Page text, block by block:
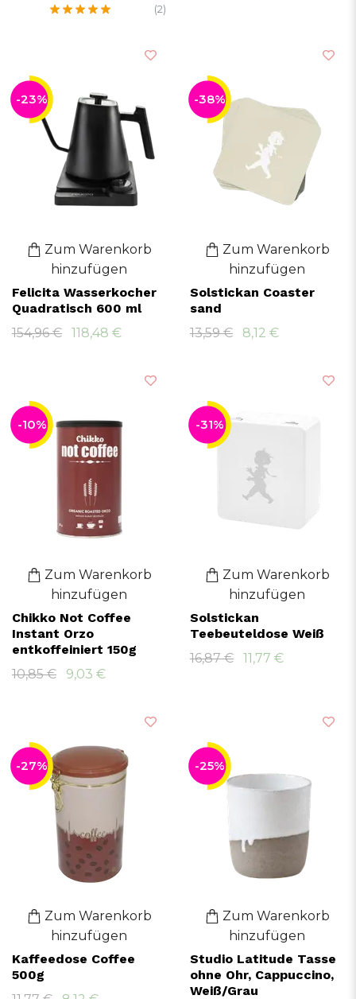
(2)
-23%
Zum Warenkorb
hinzufügen
Felicita Wasserkocher
Quadratisch 600 ml
154,96 €
118,48 €
-38%
Zum Warenkorb
hinzufügen
Solstickan Coaster
sand
13,59 €
8,12 €
-10%
Zum Warenkorb
hinzufügen
Chikko Not Coffee
Instant Orzo
entkoffeiniert 150g
10,85 €
9,03 €
-31%
Zum Warenkorb
hinzufügen
Solstickan
Teebeuteldose Weiß
16,87 €
11,77 €
-27%
Zum Warenkorb
hinzufügen
Kaffeedose Coffee
500g
-25%
Zum Warenkorb
hinzufügen
Studio Latitude Tasse
ohne Ohr, Cappuccino,
Weiß/Grau